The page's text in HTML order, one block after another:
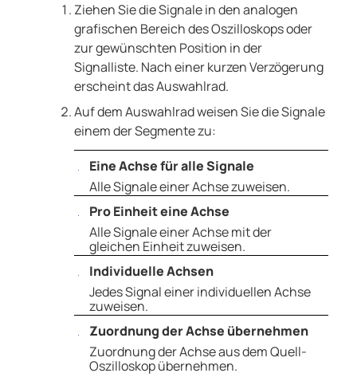
Ziehen Sie die Signale in den analogen
grafischen Bereich des Oszilloskops oder
zur gewünschten Position in der
Signalliste. Nach einer kurzen Verzögerung
erscheint das Auswahlrad.
Auf dem Auswahlrad weisen Sie die Signale
einem der Segmente zu:
Eine Achse für alle Signale
Alle Signale einer Achse zuweisen.
Pro Einheit eine Achse
Alle Signale einer Achse mit der
gleichen Einheit zuweisen.
Individuelle Achsen
Jedes Signal einer individuellen Achse
zuweisen.
Zuordnung der Achse übernehmen
Zuordnung der Achse aus dem Quell-
Oszilloskop übernehmen.